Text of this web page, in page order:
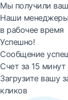
Мы получили
Наши
в рабочее время
Успешно!
Сообщение
Счет за 15 минут
Загрузите вашу
кликов